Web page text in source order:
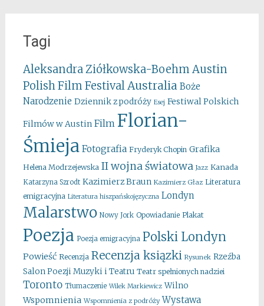
Tagi
Aleksandra Ziółkowska-Boehm Austin
Polish Film Festival Australia Boże
Narodzenie Dziennik z podróży Esej Festiwal Polskich
Filmów w Austin Film Florian-
Śmieja Fotografia Fryderyk Chopin Grafika
Helena Modrzejewska II wojna światowa Jazz Kanada
Katarzyna Szrodt Kazimierz Braun Kazimierz Głaz Literatura
emigracyjna Literatura hiszpańskojęzyczna Londyn
Malarstwo Nowy Jork Opowiadanie Plakat
Poezja Poezja emigracyjna Polski Londyn
Powieść Recenzja Recenzja ksiązki Rysunek Rzeźba
Salon Poezji Muzyki i Teatru Teatr spełnionych nadziei
Toronto Tłumaczenie Wilek Markiewicz Wilno
Wspomnienia Wspomnienia z podróży Wystawa